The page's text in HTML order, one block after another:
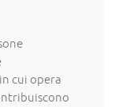
cui opera